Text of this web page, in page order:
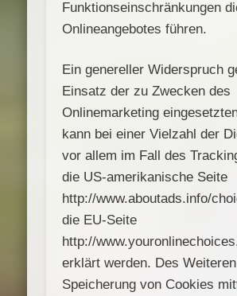
Funktionseinschränkungen
Onlineangebotes führen.
Ein genereller Widerspruch
Einsatz der zu Zwecken des
Onlinemarketing
kann bei einer Vielzahl der
vor allem im Fall des
die US-amerikanische Seite
http://www.aboutads.info/
die EU-Seite
http://
erklärt werden. Des
Speicherung von Cookies